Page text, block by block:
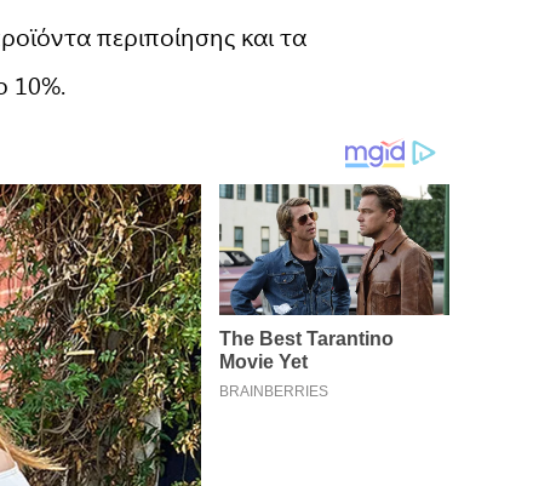
περιποίησης και τα
10%.